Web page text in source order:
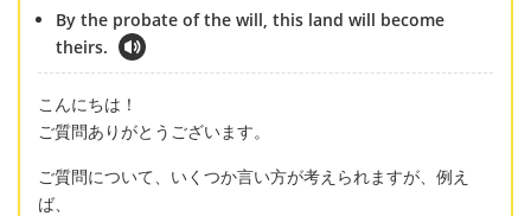
By the probate of the will, this land will become
theirs.
こんにちは！
ご質問ありがとうございます。
ご質問について、いくつか言い方が考えられますが、例え
ば、